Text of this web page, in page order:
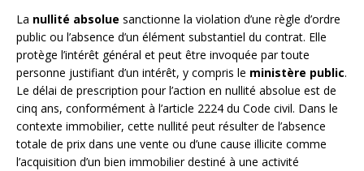
La nullité absolue sanctionne la violation d’une règle d’ordre
public ou l’absence d’un élément substantiel du contrat. Elle
protège l’intérêt général et peut être invoquée par toute
personne justifiant d’un intérêt, y compris le ministère public.
Le délai de prescription pour l’action en nullité absolue est de
cinq ans, conformément à l’article 2224 du Code civil. Dans le
contexte immobilier, cette nullité peut résulter de l’absence
totale de prix dans une vente ou d’une cause illicite comme
l’acquisition d’un bien immobilier destiné à une activité